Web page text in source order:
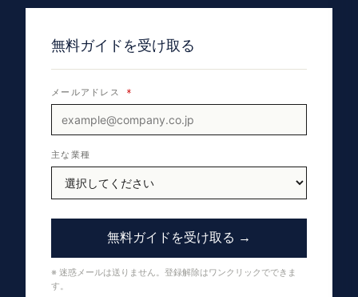
無料ガイドを受け取る
メールアドレス *
主な業種
無料ガイドを受け取る →
※ 迷惑メールは送りません。登録解除はワンクリックでできま
す。